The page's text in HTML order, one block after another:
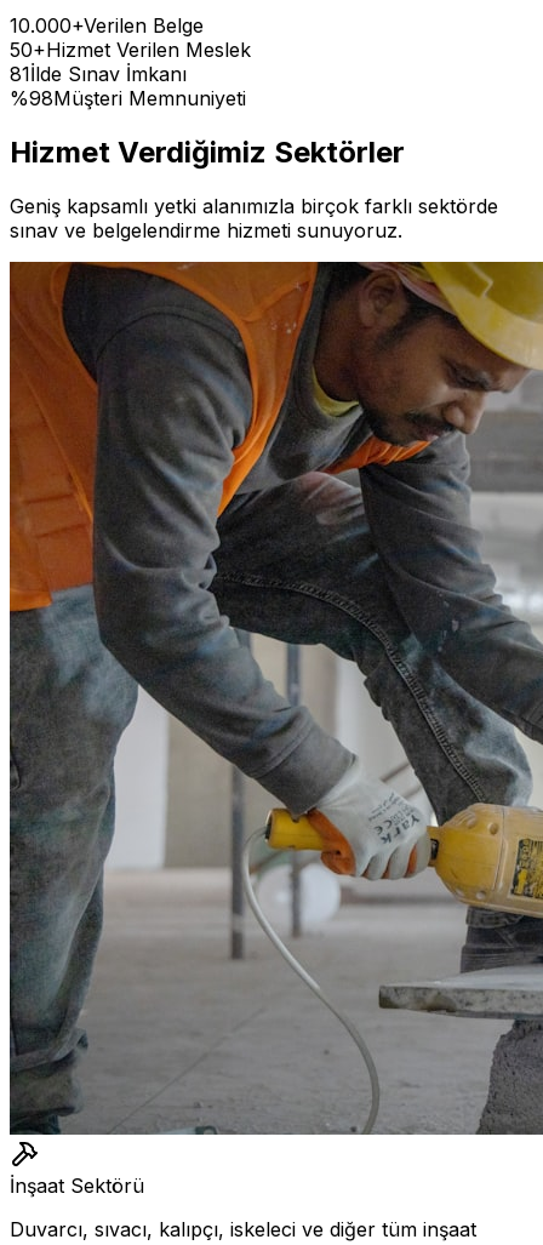
10.000+Verilen Belge
50+Hizmet Verilen Meslek
81İlde Sınav İmkanı
%98Müşteri Memnuniyeti
Hizmet Verdiğimiz Sektörler
Geniş kapsamlı yetki alanımızla birçok farklı sektörde
sınav ve belgelendirme hizmeti sunuyoruz.
İnşaat Sektörü
Duvarcı, sıvacı, kalıpçı, iskeleci ve diğer tüm inşaat